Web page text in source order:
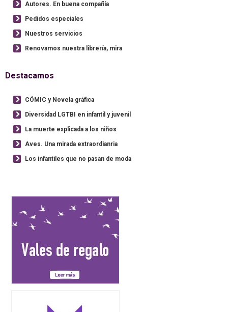
Autores. En buena compañía
Pedidos especiales
Nuestros servicios
Renovamos nuestra librería, mira
Destacamos
CÓMIC y Novela gráfica
Diversidad LGTBI en infantil y juvenil
La muerte explicada a los niños
Aves. Una mirada extraordianria
Los infantiles que no pasan de moda